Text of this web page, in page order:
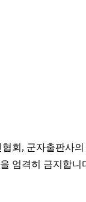
회, 군자출판사
엄격히 금지합니